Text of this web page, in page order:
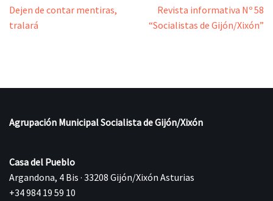
Dejen de contar mentiras,
tralará
Revista informativa Nº 58
“Socialistas de Gijón/Xixón”
Agrupación Municipal Socialista de Gijón/Xixón
Casa del Pueblo
Argandona, 4 Bis · 33208 Gijón/Xixón Asturias
+34 984 19 59 10